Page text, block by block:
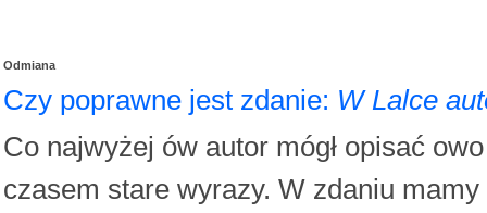
Odmiana
Czy poprawne jest zdanie: W Lalce
Co najwyżej ów autor mógł opisać
czasem stare wyrazy. W zdaniu